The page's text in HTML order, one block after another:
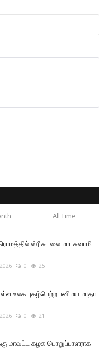
All Time
ஸ்ரீ சுடலை மாடசுவாமி
0 25
உலக புகழ்பெற்ற பனிமய மாதா
0 21
மாவட்ட கழக பொறுப்பாளராக